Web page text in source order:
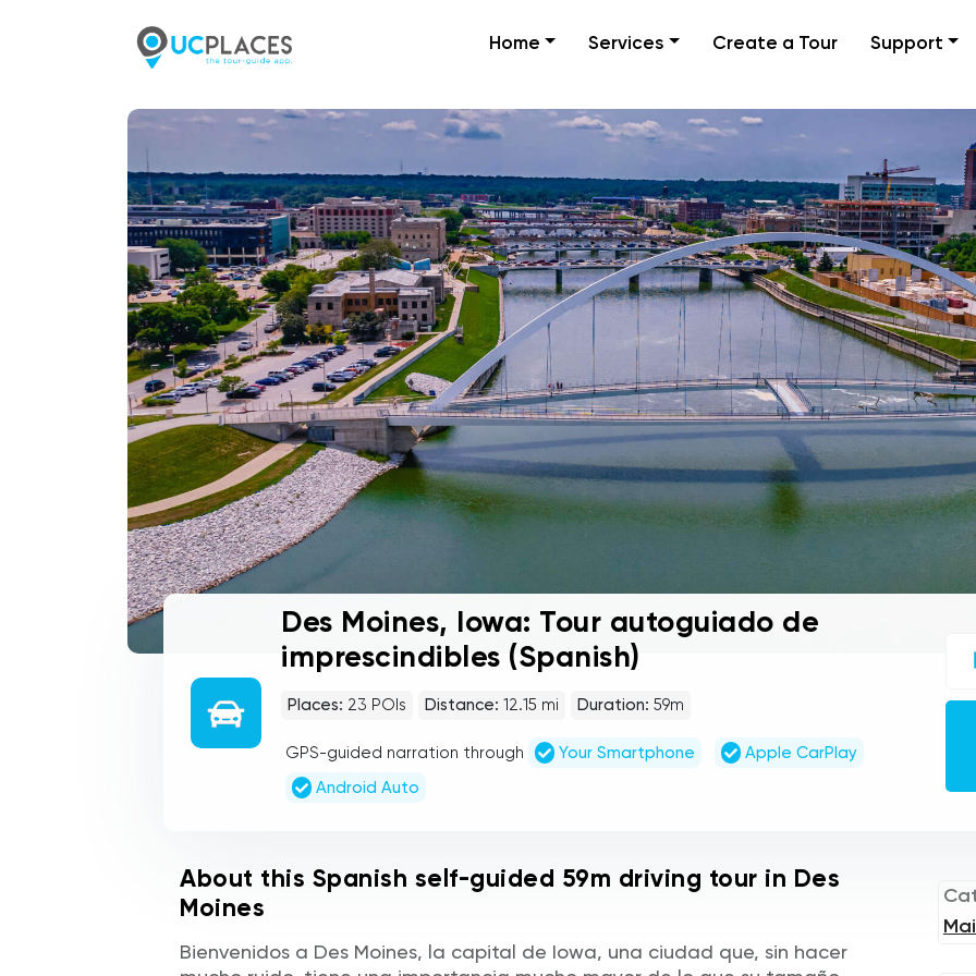
Home Services Create a Tour Support
Des Moines, Iowa: Tour autoguiado de
imprescindibles (Spanish)
Places: 23 POIs Distance: 12.15 mi Duration: 59m
GPS-guided narration through Your Smartphone
Apple CarPlay
Android Auto
About this Spanish self-guided 59m driving tour in Des
Moines
Bienvenidos a Des Moines, la capital de Iowa, una ciudad que, sin hacer